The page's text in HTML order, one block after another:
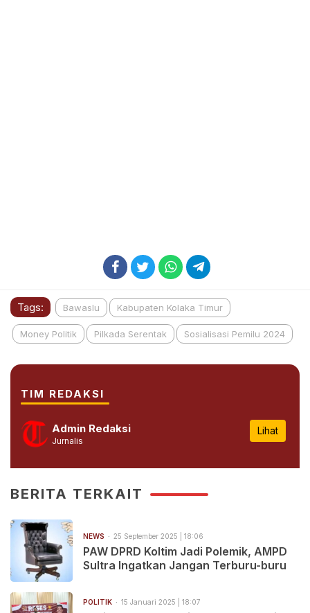
Tags: Bawaslu Kabupaten Kolaka Timur
Money Politik Pilkada Serentak Sosialisasi Pemilu 2024
TIM REDAKSI
Admin Redaksi
Jurnalis
Lihat
BERITA TERKAIT
NEWS 25 September 2025 | 18:06
PAW DPRD Koltim Jadi Polemik, AMPD
Sultra Ingatkan Jangan Terburu-buru
POLITIK 15 Januari 2025 | 18:07